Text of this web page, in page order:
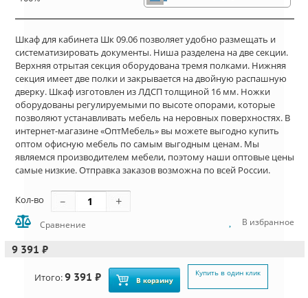
Шкаф для кабинета Шк 09.06 позволяет удобно размещать и
систематизировать документы. Ниша разделена на две секции.
Верхняя отрытая секция оборудована тремя полками. Нижняя
секция имеет две полки и закрывается на двойную распашную
дверку. Шкаф изготовлен из ЛДСП толщиной 16 мм. Ножки
оборудованы регулируемыми по высоте опорами, которые
позволяют устанавливать мебель на неровных поверхностях. В
интернет-магазине «ОптМебель» вы можете выгодно купить
оптом офисную мебель по самым выгодным ценам. Мы
являемся производителем мебели, поэтому наши оптовые цены
самые низкие. Отправка заказов возможна по всей России.
Кол-во
Сравнение В избранное
9 391 ₽
Итого:9 391 ₽ В корзину
Купить в один клик